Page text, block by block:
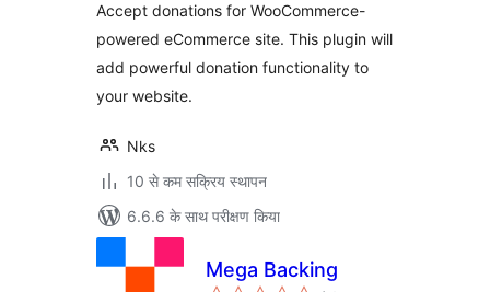
Accept donations for WooCommerce-
powered eCommerce site. This plugin will
add powerful donation functionality to
your website.
Nks
10 से कम सक्रिय स्थापन
6.6.6 के साथ परीक्षण किया
Mega Backing